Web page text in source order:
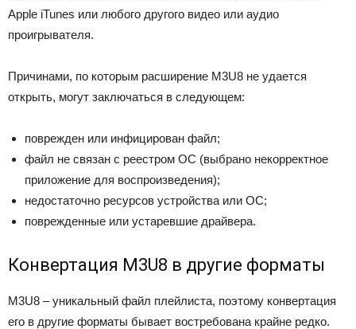
Apple iTunes или любого другого видео или аудио
проигрывателя.
Причинами, по которым расширение M3U8 не удается
открыть, могут заключаться в следующем:
поврежден или инфицирован файл;
файл не связан с реестром ОС (выбрано некорректное
приложение для воспроизведения);
недостаточно ресурсов устройства или ОС;
поврежденные или устаревшие драйвера.
Конвертация M3U8 в другие форматы
M3U8 – уникальный файл плейлиста, поэтому конвертация
его в другие форматы бывает востребована крайне редко.